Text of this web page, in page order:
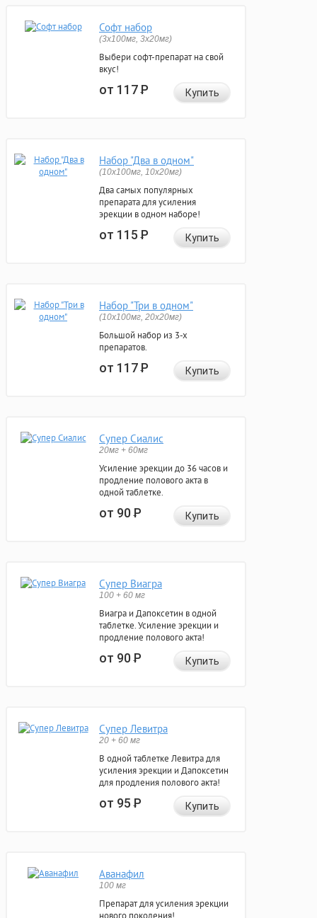
Софт набор
(3x100мг, 3x20мг)
Выбери софт-препарат на свой
вкус!
от 117Р Купить
Набор "Два в одном"
(10x100мг, 10x20мг)
Два самых популярных
препарата для усиления
эрекции в одном наборе!
от 115Р Купить
Набор "Три в одном"
(10x100мг, 20x20мг)
Большой набор из 3-х
препаратов.
от 117Р Купить
Супер Сиалис
20мг + 60мг
Усиление эрекции до 36 часов и
продление полового акта в
одной таблетке.
от 90Р Купить
Супер Виагра
100 + 60 мг
Виагра и Дапоксетин в одной
таблетке. Усиление эрекции и
продление полового акта!
от 90Р Купить
Супер Левитра
20 + 60 мг
В одной таблетке Левитра для
усиления эрекции и Дапоксетин
для продления полового акта!
от 95Р Купить
Аванафил
100 мг
Препарат для усиления эрекции